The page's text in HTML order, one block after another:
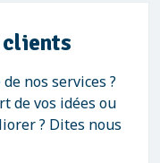
clients
nos services ?
de vos idées ou
? Dites nous